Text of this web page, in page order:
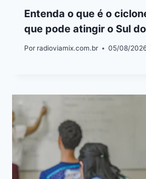
Entenda o que é o
que pode atingir o Sul
Por radioviamix.com.br 05/08/